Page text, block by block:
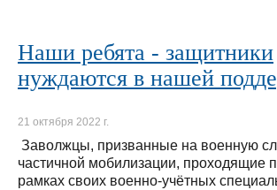
Наши ребята - защитники
нуждаются в нашей
21 октября 2022 г.
Заволжцы, призванные на военную
частичной мобилизации, проходящие
рамках своих военно-учётных